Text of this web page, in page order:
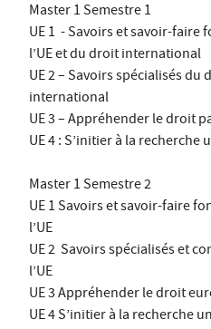
Master 1 Semestre 1
UE 1 - Savoirs et savoir-
l’UE et du droit international
UE 2 – Savoirs spécialisés
international
UE 3 – Appréhender le droit
UE 4 : S’initier à la recherche
Master 1 Semestre 2
UE 1 Savoirs et savoir-faire
l’UE
UE 2 Savoirs spécialisés et
l’UE
UE 3 Appréhender le droit
UE 4 S’initier à la recherche